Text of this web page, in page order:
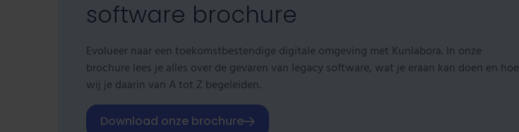
software brochure
Evolueer naar een toekomstbestendige digitale omgeving met Kunlabora. In onze
brochure lees je alles over de gevaren van legacy software, wat je eraan kan doen en hoe
wij je daarin van A tot Z begeleiden.
Download onze brochure